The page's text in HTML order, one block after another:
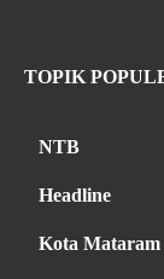
TOPIK
NTB
Headline
Kota Mataram